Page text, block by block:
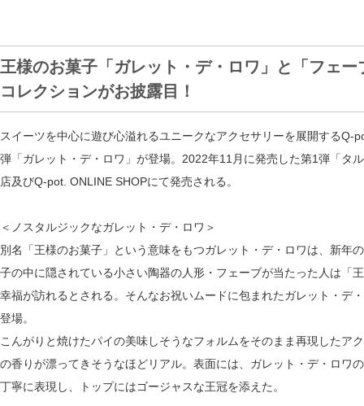
王様のお菓子「ガレット・デ・ロワ」と「フェ
コレクションがお披露目！
スイーツを中心に遊び心溢れるユニークなアクセサリーを展開するQ-
弾「ガレット・デ・ロワ」が登場。2022年11月に発売した第1弾「タ
店及びQ-pot. ONLINE SHOPにて発売される。
＜ノスタルジックなガレット・デ・ロワ＞
別名「王様のお菓子」という意味をもつガレット・デ・ロワは、新年
子の中に隠されている小さい陶器の人形・フェーブが当たった人は「
幸福が訪れるとされる。そんなお祝いムードに包まれたガレット・デ
登場。
こんがりと焼けたパイの美味しそうなフォルムをそのまま再現したア
の香りが漂ってきそうなほどリアル。表面には、ガレット・デ・ロワ
丁寧に表現し、トップにはゴージャスな王冠を添えた。